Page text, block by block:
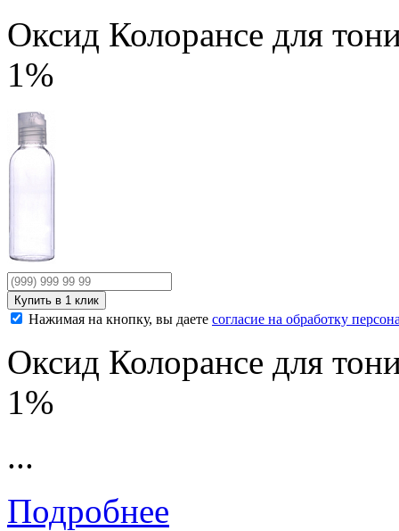
Оксид Колорансе для
1%
Нажимая на кнопку, вы даете согласие на обработку
Оксид Колорансе для
1%
...
Подробнее